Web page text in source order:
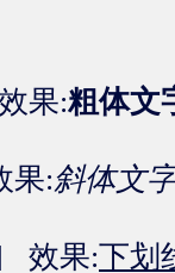
果:粗体文
果:斜体文
效果:下划